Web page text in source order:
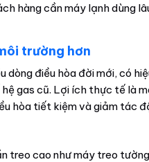
hàng cần máy lạnh dùng
trường hơn
dòng điều hòa đời mới, có
gas cũ. Lợi ích thực tế là
hòa tiết kiệm và giảm tác
treo cao như máy treo